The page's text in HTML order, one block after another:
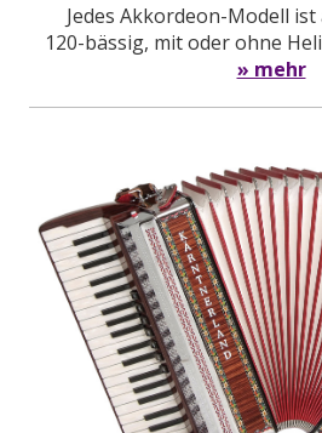
Jedes Akkordeon-Modell
120-bässig, mit oder ohne
» mehr